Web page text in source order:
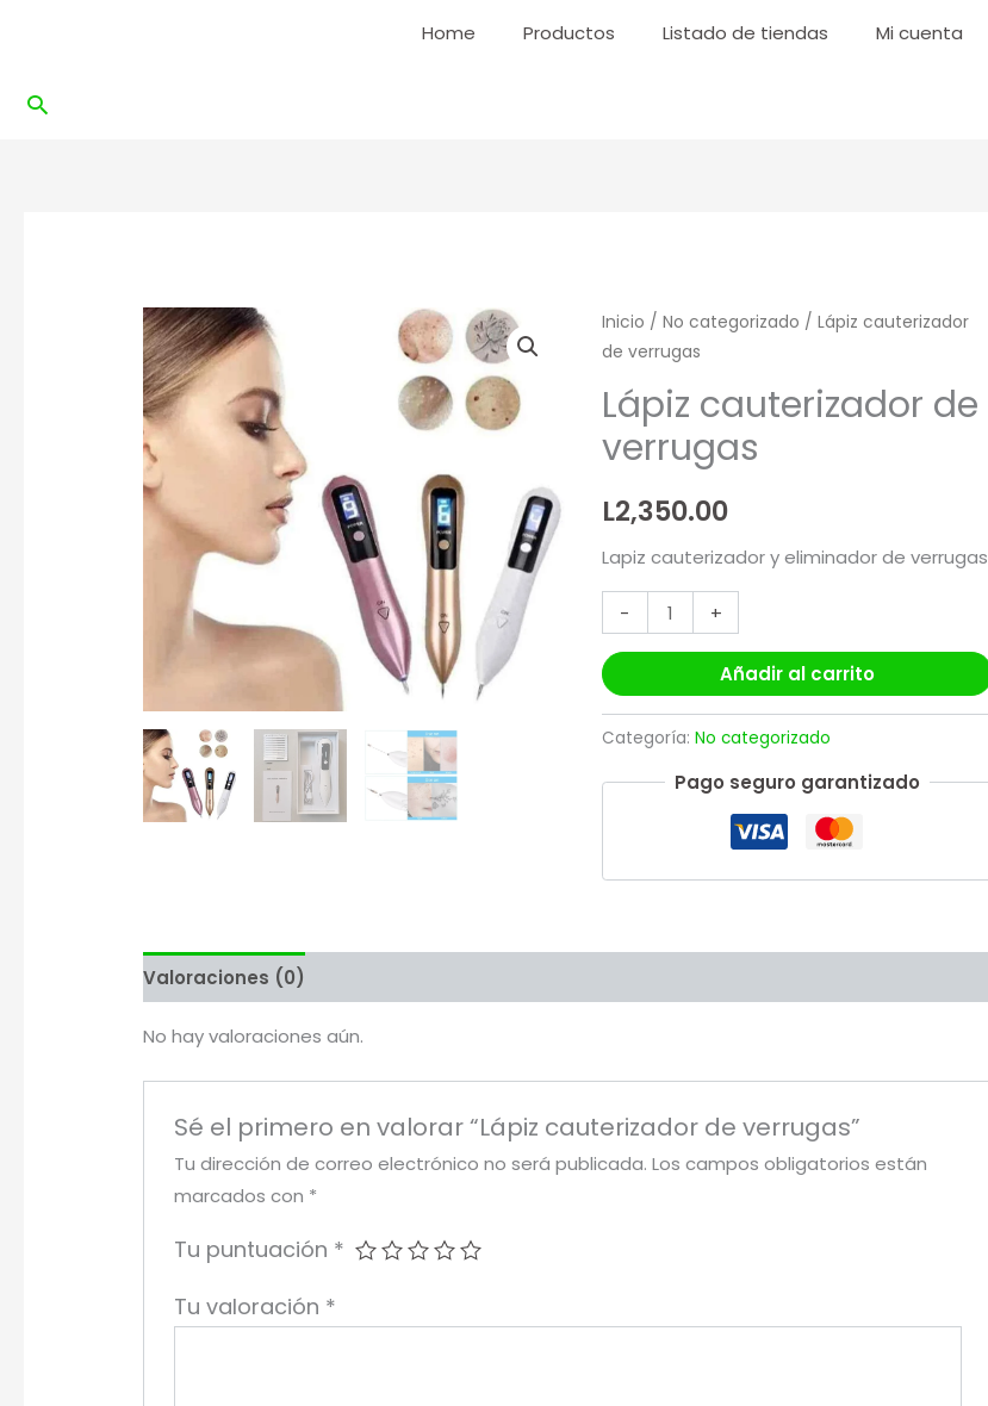
Home Productos Listado de tiendas Mi cuenta
Buscar
Inicio / No categorizado / Lápiz cauterizador
de verrugas
Lápiz cauterizador de
verrugas
L2,350.00
Lapiz cauterizador y eliminador de verrugas
-
Lápiz
cauterizador
de
verrugas
cantidad
+
Añadir al carrito
Categoría: No categorizado
Pago seguro garantizado
Valoraciones (0)
No hay valoraciones aún.
Sé el primero en valorar “Lápiz cauterizador de verrugas”
Tu dirección de correo electrónico no será publicada. Los campos obligatorios están
marcados con *
Tu puntuación *
Tu valoración *